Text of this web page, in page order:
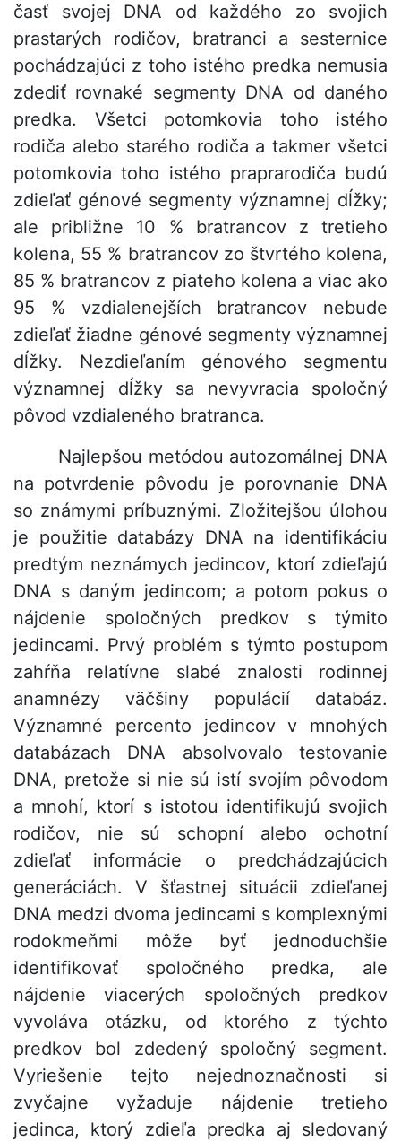
časť svojej DNA od každého zo svojich
prastarých rodičov, bratranci a sesternice
pochádzajúci z toho istého predka nemusia
zdediť rovnaké segmenty DNA od daného
predka. Všetci potomkovia toho istého
rodiča alebo starého rodiča a takmer všetci
potomkovia toho istého praprarodiča budú
zdieľať génové segmenty významnej dĺžky;
ale približne 10 % bratrancov z tretieho
kolena, 55 % bratrancov zo štvrtého kolena,
85 % bratrancov z piateho kolena a viac ako
95 % vzdialenejších bratrancov nebude
zdieľať žiadne génové segmenty významnej
dĺžky. Nezdieľaním génového segmentu
významnej dĺžky sa nevyvracia spoločný
pôvod vzdialeného bratranca.
Najlepšou metódou autozomálnej DNA
na potvrdenie pôvodu je porovnanie DNA
so známymi príbuznými. Zložitejšou úlohou
je použitie databázy DNA na identifikáciu
predtým neznámych jedincov, ktorí zdieľajú
DNA s daným jedincom; a potom pokus o
nájdenie spoločných predkov s týmito
jedincami. Prvý problém s týmto postupom
zahŕňa relatívne slabé znalosti rodinnej
anamnézy väčšiny populácií databáz.
Významné percento jedincov v mnohých
databázach DNA absolvovalo testovanie
DNA, pretože si nie sú istí svojím pôvodom
a mnohí, ktorí s istotou identifikujú svojich
rodičov, nie sú schopní alebo ochotní
zdieľať informácie o predchádzajúcich
generáciách. V šťastnej situácii zdieľanej
DNA medzi dvoma jedincami s komplexnými
rodokmeňmi môže byť jednoduchšie
identifikovať spoločného predka, ale
nájdenie viacerých spoločných predkov
vyvoláva otázku, od ktorého z týchto
predkov bol zdedený spoločný segment.
Vyriešenie tejto nejednoznačnosti si
zvyčajne vyžaduje nájdenie tretieho
jedinca, ktorý zdieľa predka aj sledovaný